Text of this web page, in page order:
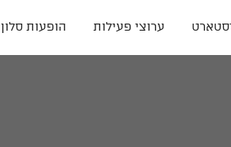
ערוצי פעילות הופעות סלון